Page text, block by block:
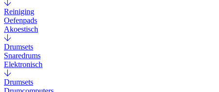
Reiniging
Oefenpads
Akoestisch
Drumsets
Snaredrums
Elektronisch
Drumsets